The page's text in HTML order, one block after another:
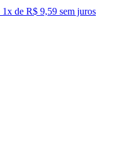
1x de R$ 9,59 sem juros